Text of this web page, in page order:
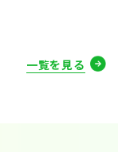
一覧を見る